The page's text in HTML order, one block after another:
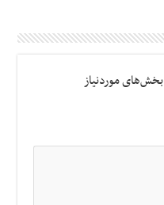
بخش‌های موردنیاز